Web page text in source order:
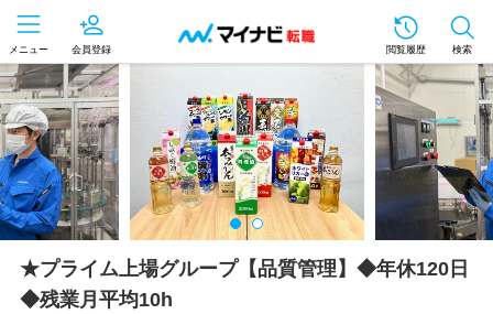
メニュー 会員登録 閲覧履歴 検索
★プライム上場グループ【品質管理】◆年休120日
◆残業月平均10h